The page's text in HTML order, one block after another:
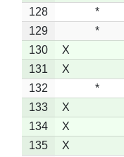
128
*
129
*
130
X
131
X
132
*
133
X
134
X
135
X